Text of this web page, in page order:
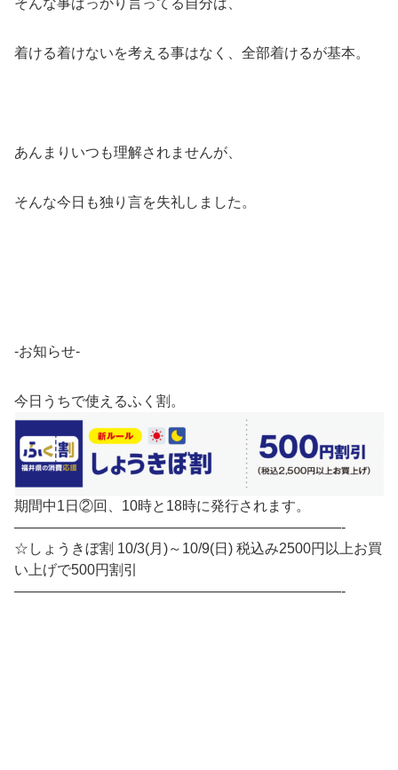
着ける着けないを考える事はなく、全部着けるが基本。
あんまりいつも理解されませんが、
そんな今日も独り言を失礼しました。
-お知らせ-
今日うちで使えるふく割。
期間中1日②回、10時と18時に発行されます。
———————————————————————-
☆しょうきぼ割 10/3(月)～10/9(日) 税込み2500円以上お買
い上げで500円割引
———————————————————————-